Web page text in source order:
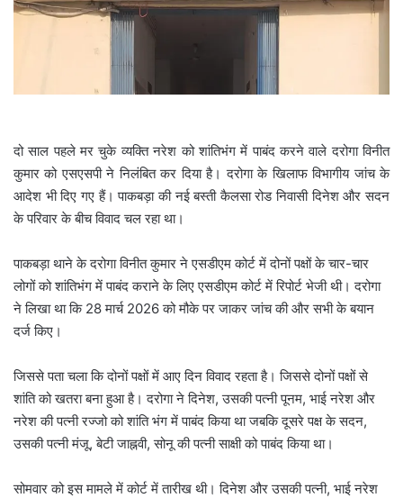
l
दो साल पहले मर चुके व्यक्ति नरेश को शांतिभंग में पाबंद करने वाले दरोगा विनीत
कुमार को एसएसपी ने निलंबित कर दिया है। दरोगा के खिलाफ विभागीय जांच के
आदेश भी दिए गए हैं। पाकबड़ा की नई बस्ती कैलसा रोड निवासी दिनेश और सदन
के परिवार के बीच विवाद चल रहा था।
पाकबड़ा थाने के दरोगा विनीत कुमार ने एसडीएम कोर्ट में दोनों पक्षों के चार-चार
लोगों को शांतिभंग में पाबंद कराने के लिए एसडीएम कोर्ट में रिपोर्ट भेजी थी। दरोगा
ने लिखा था कि 28 मार्च 2026 को मौके पर जाकर जांच की और सभी के बयान
दर्ज किए।
जिससे पता चला कि दोनों पक्षों में आए दिन विवाद रहता है। जिससे दोनों पक्षों से
शांति को खतरा बना हुआ है। दरोगा ने दिनेश, उसकी पत्नी पूनम, भाई नरेश और
नरेश की पत्नी रज्जो को शांति भंग में पाबंद किया था जबकि दूसरे पक्ष के सदन,
उसकी पत्नी मंजू, बेटी जाह्नवी, सोनू की पत्नी साक्षी को पाबंद किया था।
सोमवार को इस मामले में कोर्ट में तारीख थी। दिनेश और उसकी पत्नी, भाई नरेश